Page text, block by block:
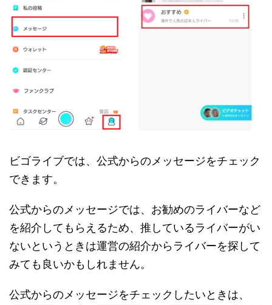
ビゴライブでは、公式からのメッセージをチェック
できます。
公式からのメッセージでは、お勧めのライバーなど
を紹介してもらえるため、推しているライバーがい
ないというときは運営の紹介からライバーを探して
みても良いかもしれません。
公式からのメッセージをチェックしたいときは、